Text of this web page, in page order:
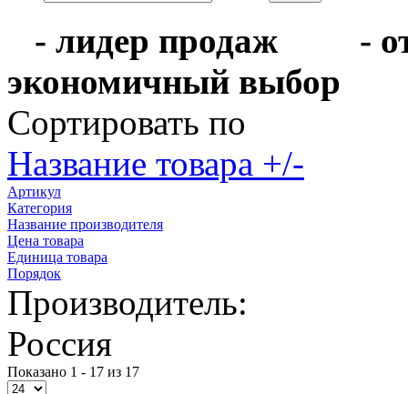
- лидер продаж
-
экономичный
Сортировать по
Название товара +/-
Артикул
Категория
Название производителя
Цена товара
Единица товара
Порядок
Производитель:
Россия
Показано 1 - 17 из 17